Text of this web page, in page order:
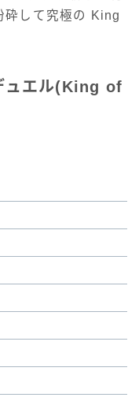
砕して究極の King
ュエル(King of